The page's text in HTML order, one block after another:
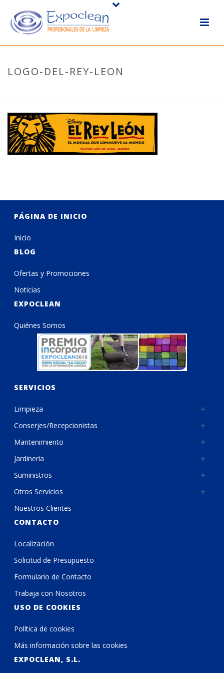
LOGO-DEL-REY-LEON
PÁGINA DE INICIO
Inicio
BLOG
Ofertas y Promociones
Noticias
EXPOCLEAN
Quiénes Somos
SERVICIOS
Limpieza
Conserjes/Recepcionistas
Mantenimiento
Jardinería
Suministros
Otros Servicios
Nuestros Clientes
CONTACTO
Localización
Solicitud de Presupuesto
Formulario de Contacto
Trabaja con Nosotros
USO DE COOKIES
Política de cookies
Más información sobre las cookies
EXPOCLEAN, S.L.